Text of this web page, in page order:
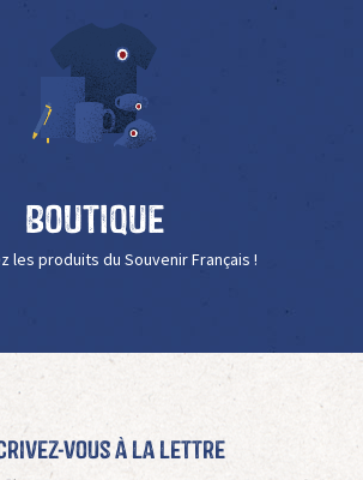
Boutique
les produits du Souvenir Français !
vous à La Lettre